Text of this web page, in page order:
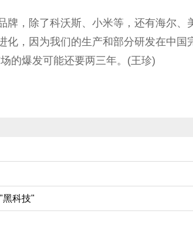
牌，除了科沃斯、小米等，还有海尔
化，因为我们的生产和部分研发在中
的爆发可能还要两三年。(王珍)
黑科技"